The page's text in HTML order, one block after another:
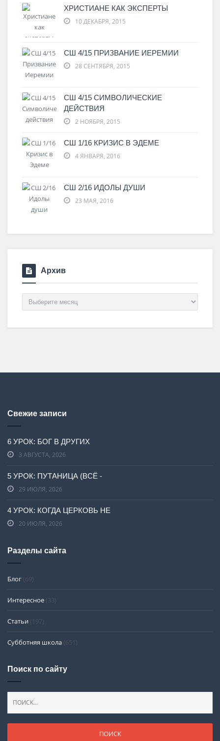
ХРИСТИАНЕ КАК ЭКСПЕРТЫ
10 ДЕКАБРЯ, 2015
СШ 4/15 ПРИЗВАНИЕ ИЕРЕМИИ
28 СЕНТЯБРЯ, 2015
СШ 4/15 СИМВОЛИЧЕСКИЕ
ДЕЙСТВИЯ
2 НОЯБРЯ, 2015
СШ 1/16 КРИЗИС В ЭДЕМЕ
4 ЯНВАРЯ, 2016
СШ 2/16 ИДОЛЫ ДУШИ
23 МАЯ, 2016
Архив
Архив
Свежие записи
6 УРОК: БОГ В ДРУГИХ
3 АВГУСТА, 2026
5 УРОК: ПУТАНИЦА (ВСЁ -
29 ИЮЛЯ, 2026
4 УРОК: КОГДА ЦЕРКОВЬ НЕ
20 ИЮЛЯ, 2026
Разделы сайта
Блог (69)
Интересное (33)
Статьи (197)
Субботняя школа (651)
Поиск по сайту